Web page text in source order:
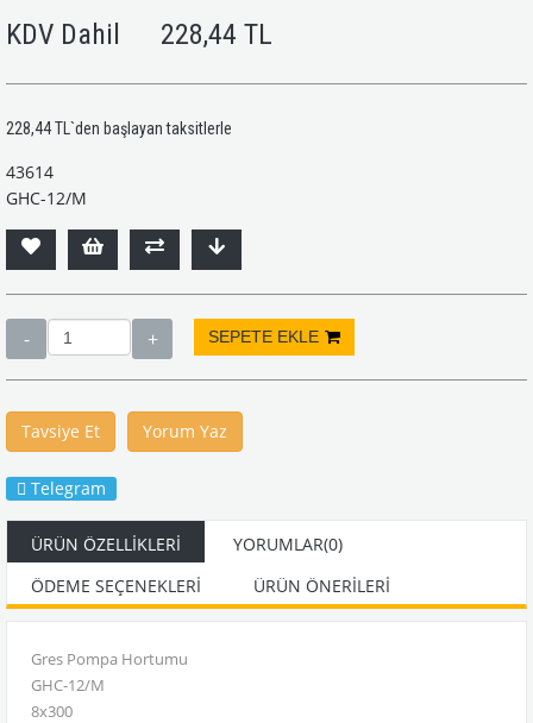
KDV Dahil 228,44 TL
228,44 TL `den başlayan taksitlerle
43614
GHC-12/M
Tavsiye Et Yorum Yaz
Telegram
ÜRÜN ÖZELLIKLERI YORUMLAR(0)
ÖDEME SEÇENEKLERI
ÜRÜN ÖNERILERI
Gres Pompa Hortumu
GHC-12/M
8x300